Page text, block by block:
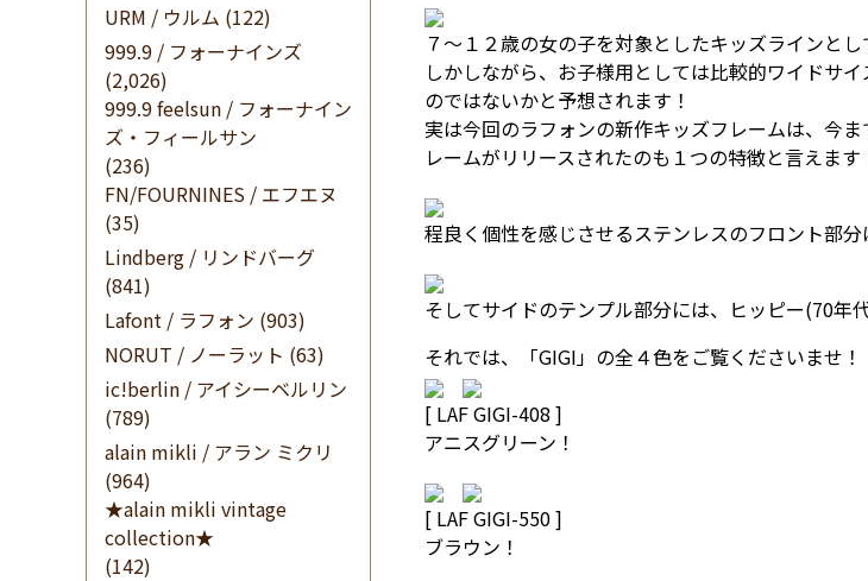
URM / ウルム (122)
999.9 / フォーナインズ
(2,026)
999.9 feelsun / フォーナイン
ズ・フィールサン
(236)
FN/FOURNINES / エフエヌ
(35)
Lindberg / リンドバーグ
(841)
Lafont / ラフォン (903)
NORUT / ノーラット (63)
ic!berlin / アイシーベルリン
(789)
alain mikli / アラン ミクリ
(964)
★alain mikli vintage
collection★
(142)
７～１２歳の女の子を対象としたキッズラインとし
しかしながら、お子様用としては比較的ワイドサ
のではないかと予想されます！
実は今回のラフォンの新作キッズフレームは、今
レームがリリースされたのも１つの特徴と言えます
程良く個性を感じさせるステンレスのフロント部
そしてサイドのテンプル部分には、ヒッピー(70年
それでは、「GIGI」の全４色をご覧くださいませ！
[ LAF GIGI-408 ]
アニスグリーン！
[ LAF GIGI-550 ]
ブラウン！